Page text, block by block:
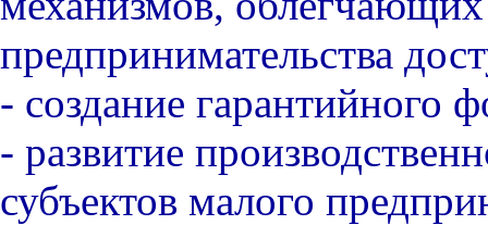
предпринимательства
- создание гарантийного
- развитие
субъектов малого